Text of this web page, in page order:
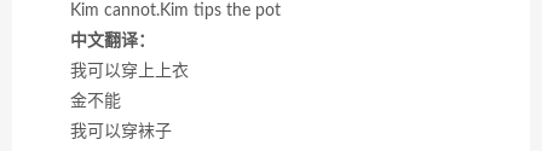
Kim cannot.Kim tips the pot
中文翻译：
我可以穿上上衣
金不能
我可以穿袜子